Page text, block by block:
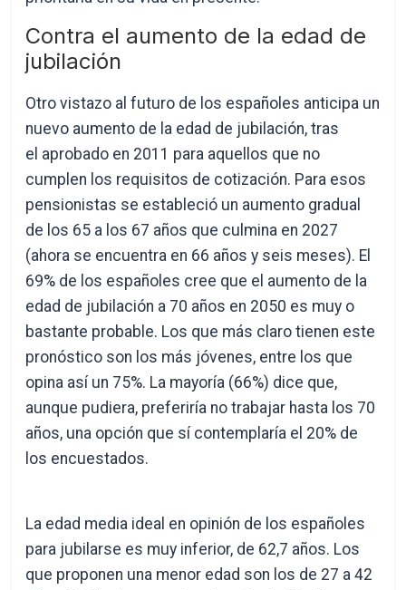
Contra el aumento de la edad de
jubilación
Otro vistazo al futuro de los españoles anticipa un
nuevo aumento de la edad de jubilación, tras
el aprobado en 2011 para aquellos que no
cumplen los requisitos de cotización. Para esos
pensionistas se estableció un aumento gradual
de los 65 a los 67 años que culmina en 2027
(ahora se encuentra en 66 años y seis meses). El
69% de los españoles cree que el aumento de la
edad de jubilación a 70 años en 2050 es muy o
bastante probable. Los que más claro tienen este
pronóstico son los más jóvenes, entre los que
opina así un 75%. La mayoría (66%) dice que,
aunque pudiera, preferiría no trabajar hasta los 70
años, una opción que sí contemplaría el 20% de
los encuestados.
La edad media ideal en opinión de los españoles
para jubilarse es muy inferior, de 62,7 años. Los
que proponen una menor edad son los de 27 a 42